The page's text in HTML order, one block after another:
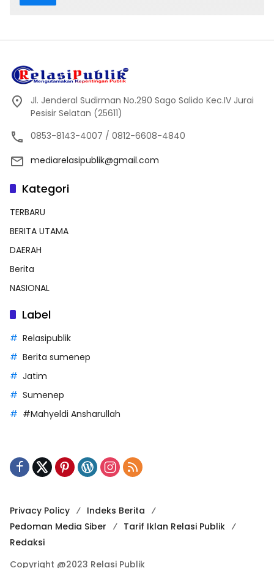
Jl. Jenderal Sudirman No.290 Sago Salido Kec.IV Jurai
Pesisir Selatan (25611)
0853-8143-4007 / 0812-6608-4840
mediarelasipublik@gmail.com
Kategori
TERBARU
BERITA UTAMA
DAERAH
Berita
NASIONAL
Label
Relasipublik
Berita sumenep
Jatim
Sumenep
#Mahyeldi Ansharullah
Privacy Policy
Indeks Berita
Pedoman Media Siber
Tarif Iklan Relasi Publik
Redaksi
Copyright @2023 Relasi Publik